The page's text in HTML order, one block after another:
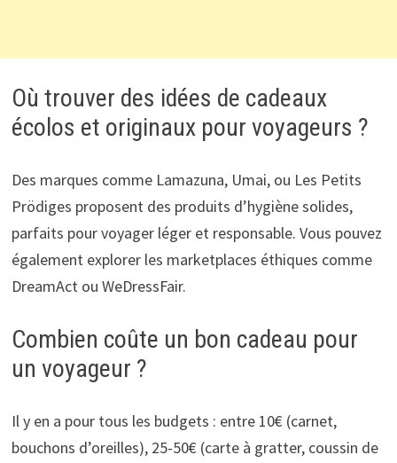
Où trouver des idées de cadeaux
écolos et originaux pour voyageurs ?
Des marques comme Lamazuna, Umai, ou Les Petits
Prödiges proposent des produits d’hygiène solides,
parfaits pour voyager léger et responsable. Vous pouvez
également explorer les marketplaces éthiques comme
DreamAct ou WeDressFair.
Combien coûte un bon cadeau pour
un voyageur ?
Il y en a pour tous les budgets : entre 10€ (carnet,
bouchons d’oreilles), 25-50€ (carte à gratter, coussin de